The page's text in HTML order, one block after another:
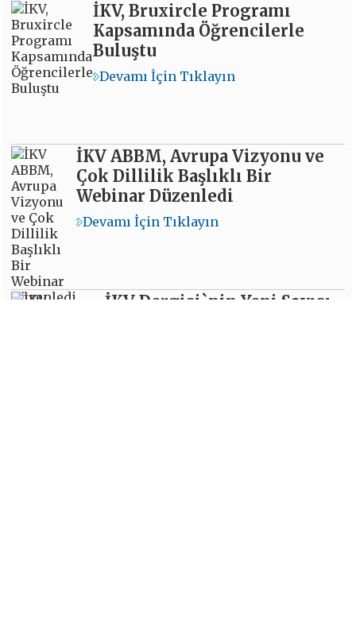
İKV, Bruxircle Programı
Kapsamında Öğrencilerle
Buluştu
Devamı İçin Tıklayın
İKV ABBM, Avrupa Vizyonu ve
Çok Dillilik Başlıklı Bir
Webinar Düzenledi
Devamı İçin Tıklayın
İKV Dergisi`nin Yeni Sayısı